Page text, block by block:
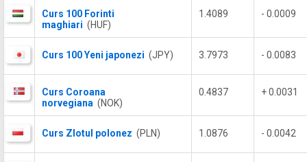
Curs 100 Forinti
maghiari (HUF)
1.4089 - 0.0009
Curs 100 Yeni japonezi (JPY) 3.7973 - 0.0083
Curs Coroana
norvegiana (NOK)
0.4837 + 0.0031
Curs Zlotul polonez (PLN) 1.0876 - 0.0042